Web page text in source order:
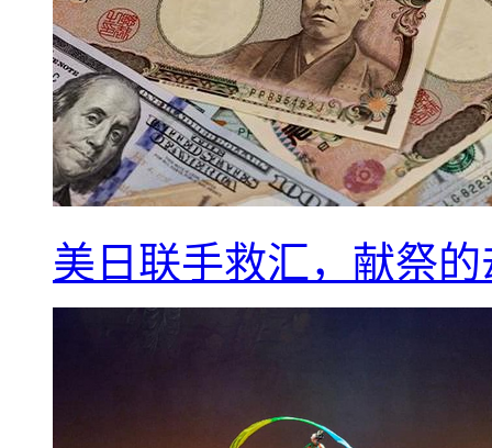
美日联手救汇，献祭